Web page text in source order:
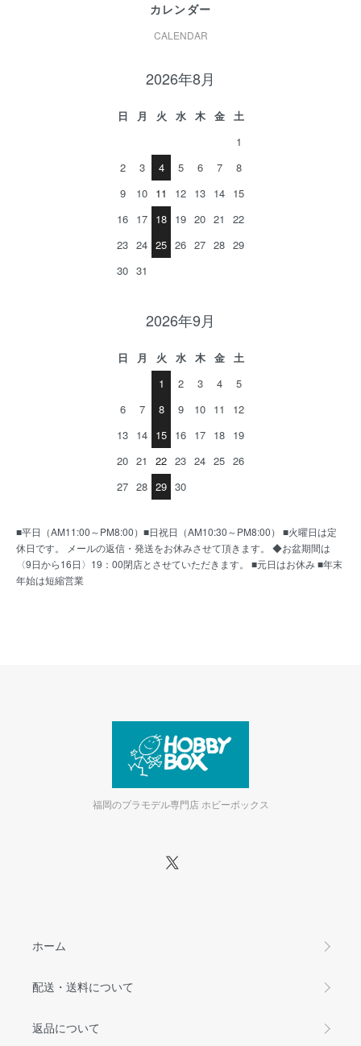
カレンダー
CALENDAR
2026年8月
日 月 火 水 木 金
土
1
2
3 4 5 6 7
8
9
10 11 12 13 14 15
16 17 18 19 20 21
22
23 24 25 26 27 28 29
30 31
2026年9月
日 月 火 水 木 金
土
1
2 3 4
5
6
7 8 9 10 11
12
13 14 15 16 17 18 19
20 21 22 23 24 25 26
27 28 29 30
■平日（AM11:00～PM8:00）■日祝日（AM10:30～PM8:00） ■火曜日は定
休日です。 メールの返信・発送をお休みさせて頂きます。 ◆お盆期間は
〈9日から16日〉19：00閉店とさせていただきます。 ■元日はお休み ■年末
年始は短縮営業
福岡のプラモデル専門店 ホビーボックス
ホーム
配送・送料について
返品について